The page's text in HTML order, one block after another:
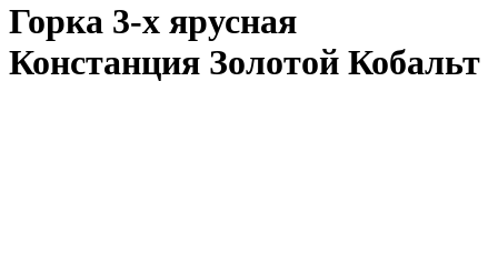
Горка 3-х ярусная
Констанция Золотой Кобальт